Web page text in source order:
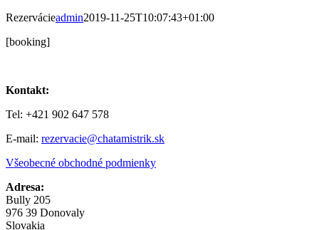
Rezervácieadmin2019-11-25T10:07:43+01:00
[booking]
Kontakt:
Tel: +421 902 647 578
E-mail: rezervacie@chatamistrik.sk
Všeobecné obchodné podmienky
Adresa:
Bully 205
976 39 Donovaly
Slovakia